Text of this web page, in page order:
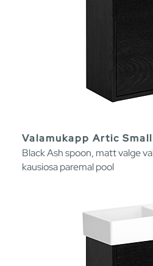
Valamukapp Artic Small
Black Ash spoon, matt valge
kausiosa paremal pool